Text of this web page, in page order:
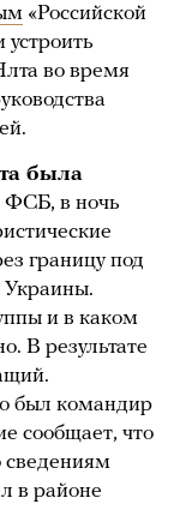
«Российской
во время
была
ФСБ, в ночь
границу под
Украины.
и в каком
В результате
был командир
сообщает, что
сведениям
в районе